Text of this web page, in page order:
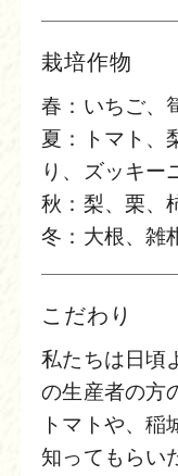
栽培作物
春：いちご、
夏：トマト、
り、ズッキー
秋：梨、栗、
冬：大根、雑
こだわり
私たちは日頃
の生産者の方
トマトや、稲
知ってもらい